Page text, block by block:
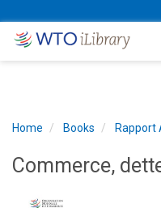
Home Books Rapport
Commerce,